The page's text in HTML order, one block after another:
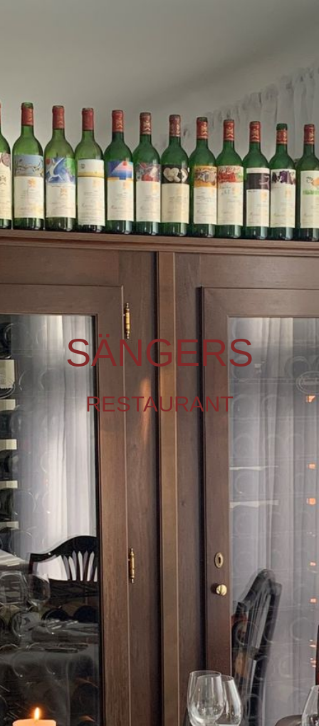
SÄNGERS
RESTAURANT
TERRASSENZEIT
SOMMER SPEZIAL
SPEISEN
WEIN
RESERVIERUNG
ZEITEN
FRANKFURT GEHT AUS
IMPRESSUM
DATENSCHUTZERKLÄRUNG